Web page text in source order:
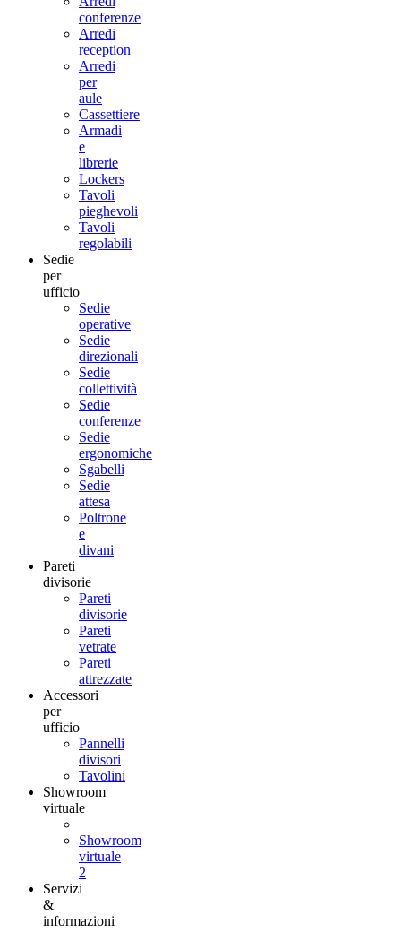
conferenze
Arredi
reception
Arredi
per
aule
Cassettiere
Armadi
e
librerie
Lockers
Tavoli
pieghevoli
Tavoli
regolabili
Sedie
per
ufficio
Sedie
operative
Sedie
direzionali
Sedie
collettività
Sedie
conferenze
Sedie
ergonomiche
Sgabelli
Sedie
attesa
Poltrone
e
divani
Pareti
divisorie
Pareti
divisorie
Pareti
vetrate
Pareti
attrezzate
Accessori
per
ufficio
Pannelli
divisori
Tavolini
Showroom
virtuale
Showroom
virtuale
2
Servizi
&
informazioni